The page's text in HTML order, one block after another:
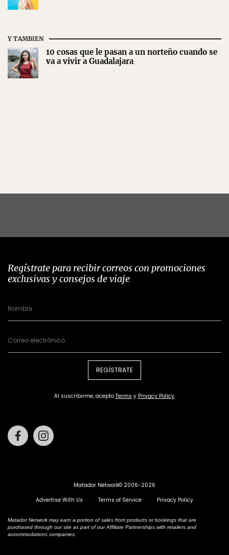
Y TAMBIEN
10 cosas que le pasan a un norteño cuando se
va a vivir a Guadalajara
Regístrate para recibir correos con promociones
exclusivas y consejos de viaje
REGÍSTRATE
Al suscribirme, acepto Terms y Privacy Policy.
Facebook
Matador Network© 2006-2026
Advertise With Us
Terms of Service Privacy Policy
Matador Network may earn a portion of sales from products or bookings that are
purchased through our site as part of our Affiliate Partnerships with retailers and
accommodations companies.